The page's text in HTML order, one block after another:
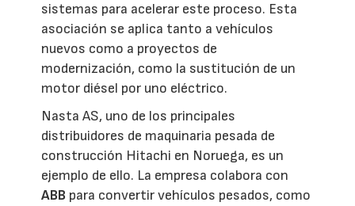
sistemas para acelerar este proceso. Esta
asociación se aplica tanto a vehículos
nuevos como a proyectos de
modernización, como la sustitución de un
motor diésel por uno eléctrico.
Nasta AS, uno de los principales
distribuidores de maquinaria pesada de
construcción Hitachi en Noruega, es un
ejemplo de ello. La empresa colabora con
ABB para convertir vehículos pesados, como